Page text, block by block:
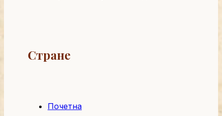
Стране
Почетна